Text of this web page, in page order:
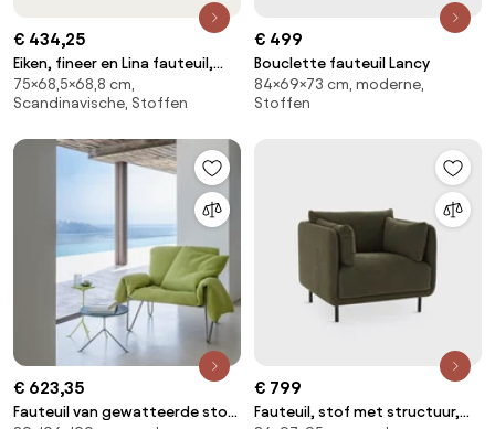
€ 434,25
Eiken, fineer en Lina fauteuil,
DILMA
75×68,5×68,8 cm,
Scandinavische, Stoffen
€ 499
Bouclette fauteuil Lancy
84×69×73 cm, moderne,
Stoffen
€ 623,35
Fauteuil van gewatteerde stof
€ 799
Fauteuil, stof met structuur,